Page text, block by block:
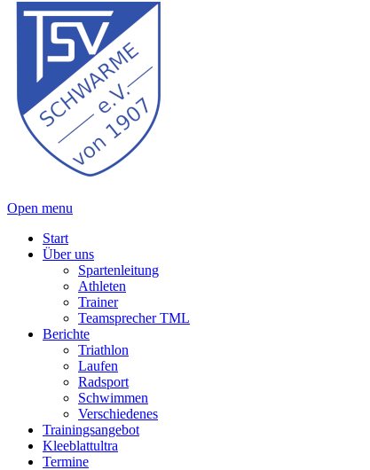
Open menu
Start
Über uns
Spartenleitung
Athleten
Trainer
Teamsprecher TML
Berichte
Triathlon
Laufen
Radsport
Schwimmen
Verschiedenes
Trainingsangebot
Kleeblattultra
Termine